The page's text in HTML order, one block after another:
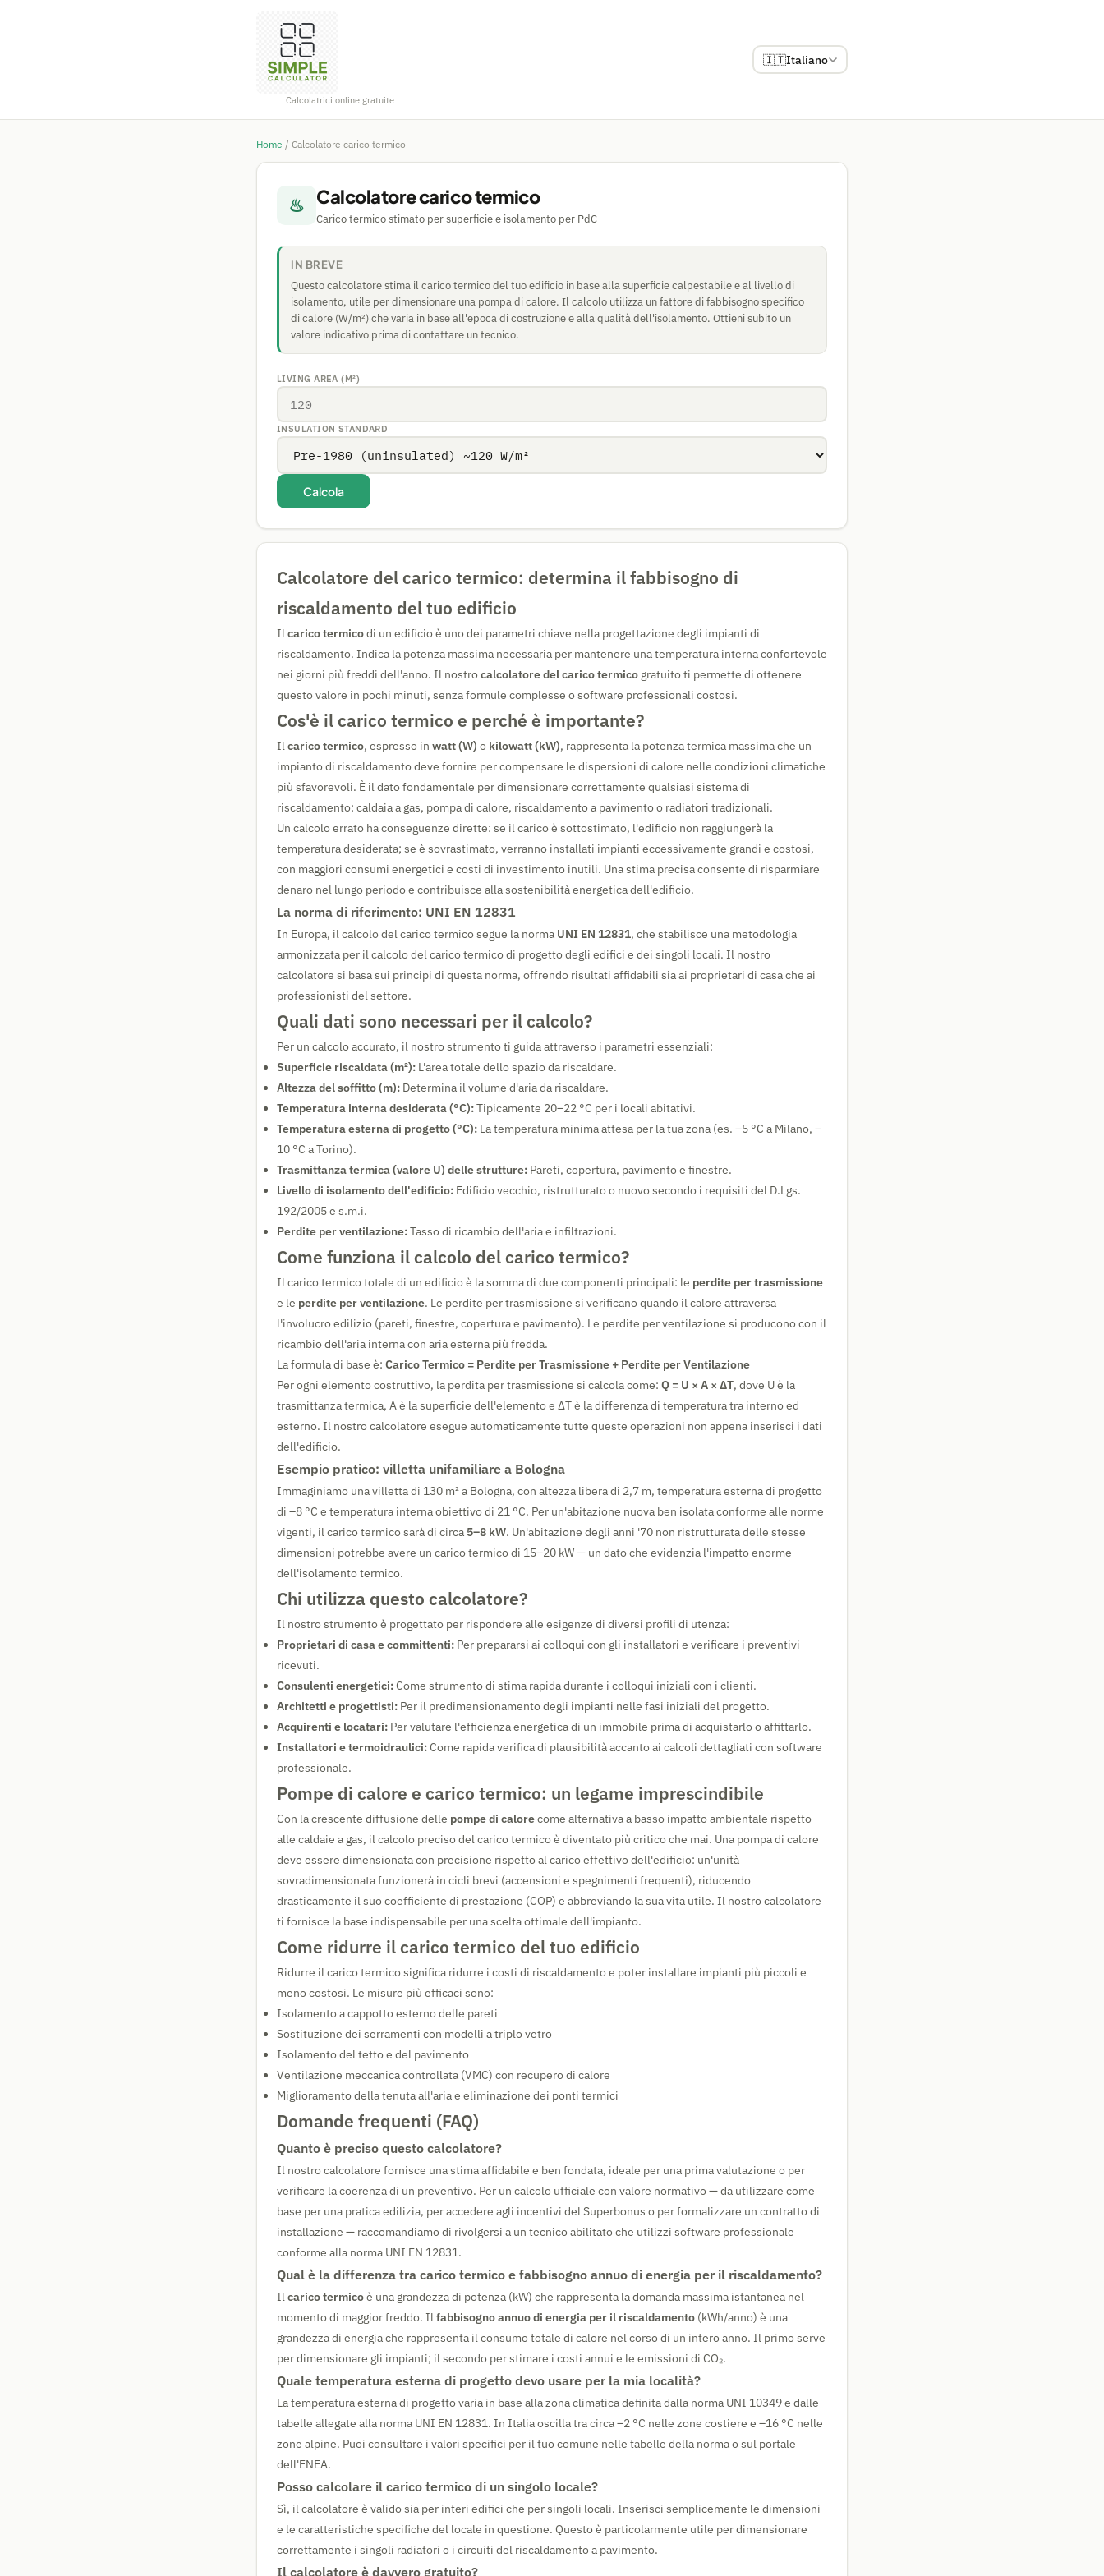
Calcolatrici online gratuite
🇮🇹Italiano
Home / Calcolatore carico termico
♨ Calcolatore carico termico
Carico termico stimato per superficie e isolamento per PdC
IN BREVE
Questo calcolatore stima il carico termico del tuo edificio in base alla superficie calpestabile e al livello di
isolamento, utile per dimensionare una pompa di calore. Il calcolo utilizza un fattore di fabbisogno specifico
di calore (W/m²) che varia in base all'epoca di costruzione e alla qualità dell'isolamento. Ottieni subito un
valore indicativo prima di contattare un tecnico.
LIVING AREA (M²)
INSULATION STANDARD
Calcola
Calcolatore del carico termico: determina il fabbisogno di
riscaldamento del tuo edificio
Ilcarico termicodi un edificio è uno dei parametri chiave nella progettazione degli impianti di
riscaldamento. Indica la potenza massima necessaria per mantenere una temperatura interna confortevole
nei giorni più freddi dell'anno. Il nostrocalcolatore del carico termico gratuito ti permette di ottenere
questo valore in pochi minuti, senza formule complesse o software professionali costosi.
Cos'è il carico termico e perché è importante?
Ilcarico termico, espresso in watt (W) o kilowatt (kW), rappresenta la potenza termica massima che un
impianto di riscaldamento deve fornire per compensare le dispersioni di calore nelle condizioni climatiche
più sfavorevoli. È il dato fondamentale per dimensionare correttamente qualsiasi sistema di
riscaldamento: caldaia a gas, pompa di calore, riscaldamento a pavimento o radiatori tradizionali.
Un calcolo errato ha conseguenze dirette: se il carico è sottostimato, l'edificio non raggiungerà la
temperatura desiderata; se è sovrastimato, verranno installati impianti eccessivamente grandi e costosi,
con maggiori consumi energetici e costi di investimento inutili. Una stima precisa consente di risparmiare
denaro nel lungo periodo e contribuisce alla sostenibilità energetica dell'edificio.
La norma di riferimento: UNI EN 12831
In Europa, il calcolo del carico termico segue la norma UNI EN 12831, che stabilisce una metodologia
armonizzata per il calcolo del carico termico di progetto degli edifici e dei singoli locali. Il nostro
calcolatore si basa sui principi di questa norma, offrendo risultati affidabili sia ai proprietari di casa che ai
professionisti del settore.
Quali dati sono necessari per il calcolo?
Per un calcolo accurato, il nostro strumento ti guida attraverso i parametri essenziali:
Superficie riscaldata (m²): L'area totale dello spazio da riscaldare.
Altezza del soffitto (m): Determina il volume d'aria da riscaldare.
Temperatura interna desiderata (°C):Tipicamente 20–22 °C per i locali abitativi.
Temperatura esterna di progetto (°C): La temperatura minima attesa per la tua zona (es. –5 °C a Milano, –
10 °C a Torino).
Trasmittanza termica (valore U) delle strutture: Pareti, copertura, pavimento e finestre.
Livello di isolamento dell'edificio: Edificio vecchio, ristrutturato o nuovo secondo i requisiti del D.Lgs.
192/2005 e s.m.i.
Perdite per ventilazione:Tasso di ricambio dell'aria e infiltrazioni.
Come funziona il calcolo del carico termico?
Il carico termico totale di un edificio è la somma di due componenti principali: le perdite per trasmissione
e le perdite per ventilazione. Le perdite per trasmissione si verificano quando il calore attraversa
l'involucro edilizio (pareti, finestre, copertura e pavimento). Le perdite per ventilazione si producono con il
ricambio dell'aria interna con aria esterna più fredda.
La formula di base è: Carico Termico = Perdite per Trasmissione + Perdite per Ventilazione
Per ogni elemento costruttivo, la perdita per trasmissione si calcola come: Q = U × A × ΔT, dove U è la
trasmittanza termica, A è la superficie dell'elemento e ΔT è la differenza di temperatura tra interno ed
esterno. Il nostro calcolatore esegue automaticamente tutte queste operazioni non appena inserisci i dati
dell'edificio.
Esempio pratico: villetta unifamiliare a Bologna
Immaginiamo una villetta di 130 m² a Bologna, con altezza libera di 2,7 m, temperatura esterna di progetto
di –8 °C e temperatura interna obiettivo di 21 °C. Per un'abitazione nuova ben isolata conforme alle norme
vigenti, il carico termico sarà di circa 5–8 kW. Un'abitazione degli anni '70 non ristrutturata delle stesse
dimensioni potrebbe avere un carico termico di 15–20 kW — un dato che evidenzia l'impatto enorme
dell'isolamento termico.
Chi utilizza questo calcolatore?
Il nostro strumento è progettato per rispondere alle esigenze di diversi profili di utenza:
Proprietari di casa e committenti: Per prepararsi ai colloqui con gli installatori e verificare i preventivi
ricevuti.
Consulenti energetici:Come strumento di stima rapida durante i colloqui iniziali con i clienti.
Architetti e progettisti: Per il predimensionamento degli impianti nelle fasi iniziali del progetto.
Acquirenti e locatari: Per valutare l'efficienza energetica di un immobile prima di acquistarlo o affittarlo.
Installatori e termoidraulici:Come rapida verifica di plausibilità accanto ai calcoli dettagliati con software
professionale.
Pompe di calore e carico termico: un legame imprescindibile
Con la crescente diffusione delle pompe di calorecome alternativa a basso impatto ambientale rispetto
alle caldaie a gas, il calcolo preciso del carico termico è diventato più critico che mai. Una pompa di calore
deve essere dimensionata con precisione rispetto al carico effettivo dell'edificio: un'unità
sovradimensionata funzionerà in cicli brevi (accensioni e spegnimenti frequenti), riducendo
drasticamente il suo coefficiente di prestazione (COP) e abbreviando la sua vita utile. Il nostro calcolatore
ti fornisce la base indispensabile per una scelta ottimale dell'impianto.
Come ridurre il carico termico del tuo edificio
Ridurre il carico termico significa ridurre i costi di riscaldamento e poter installare impianti più piccoli e
meno costosi. Le misure più efficaci sono:
Isolamento a cappotto esterno delle pareti
Sostituzione dei serramenti con modelli a triplo vetro
Isolamento del tetto e del pavimento
Ventilazione meccanica controllata (VMC) con recupero di calore
Miglioramento della tenuta all'aria e eliminazione dei ponti termici
Domande frequenti (FAQ)
Quanto è preciso questo calcolatore?
Il nostro calcolatore fornisce una stima affidabile e ben fondata, ideale per una prima valutazione o per
verificare la coerenza di un preventivo. Per un calcolo ufficiale con valore normativo — da utilizzare come
base per una pratica edilizia, per accedere agli incentivi del Superbonus o per formalizzare un contratto di
installazione — raccomandiamo di rivolgersi a un tecnico abilitato che utilizzi software professionale
conforme alla norma UNI EN 12831.
Qual è la differenza tra carico termico e fabbisogno annuo di energia per il riscaldamento?
Ilcarico termicoè una grandezza di potenza (kW) che rappresenta la domanda massima istantanea nel
momento di maggior freddo. Ilfabbisogno annuo di energia per il riscaldamento (kWh/anno) è una
grandezza di energia che rappresenta il consumo totale di calore nel corso di un intero anno. Il primo serve
per dimensionare gli impianti; il secondo per stimare i costi annui e le emissioni di CO₂.
Quale temperatura esterna di progetto devo usare per la mia località?
La temperatura esterna di progetto varia in base alla zona climatica definita dalla norma UNI 10349 e dalle
tabelle allegate alla norma UNI EN 12831. In Italia oscilla tra circa –2 °C nelle zone costiere e –16 °C nelle
zone alpine. Puoi consultare i valori specifici per il tuo comune nelle tabelle della norma o sul portale
dell'ENEA.
Posso calcolare il carico termico di un singolo locale?
Sì, il calcolatore è valido sia per interi edifici che per singoli locali. Inserisci semplicemente le dimensioni
e le caratteristiche specifiche del locale in questione. Questo è particolarmente utile per dimensionare
correttamente i singoli radiatori o i circuiti del riscaldamento a pavimento.
Il calcolatore è davvero gratuito?